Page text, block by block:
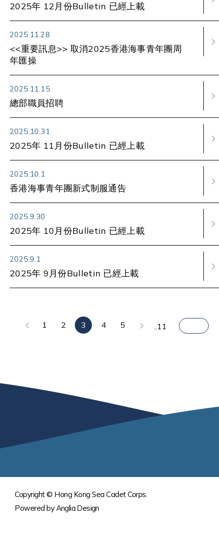
2025年 12月份Bulletin 已經上載
2025.11.28
<<重要訊息>> 取消2025香港海事青年團周
年匯操
2025.11.15
總部職員招聘
2025.10.31
2025年 11月份Bulletin 已經上載
2025.10.1
香港海事青年團新式制服通告
2025.9.30
2025年 10月份Bulletin 已經上載
2025.9.1
2025年 9月份Bulletin 已經上載
1 2 3 4 5 ..11
Copyright © Hong Kong Sea Cadet Corps.
Powered byAnglia Design